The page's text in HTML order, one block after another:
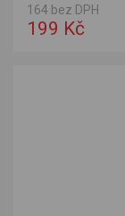
164 bez DPH
199 Kč